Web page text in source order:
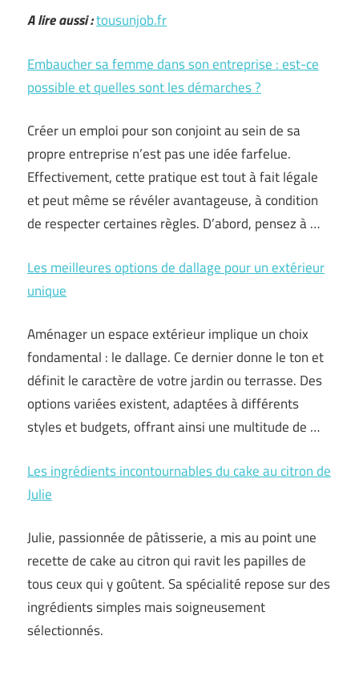
A lire aussi :tousunjob.fr
Embaucher sa femme dans son entreprise : est-ce
possible et quelles sont les démarches ?
Créer un emploi pour son conjoint au sein de sa
propre entreprise n’est pas une idée farfelue.
Effectivement, cette pratique est tout à fait légale
et peut même se révéler avantageuse, à condition
de respecter certaines règles. D’abord, pensez à …
Les meilleures options de dallage pour un extérieur
unique
Aménager un espace extérieur implique un choix
fondamental : le dallage. Ce dernier donne le ton et
définit le caractère de votre jardin ou terrasse. Des
options variées existent, adaptées à différents
styles et budgets, offrant ainsi une multitude de …
Les ingrédients incontournables du cake au citron de
Julie
Julie, passionnée de pâtisserie, a mis au point une
recette de cake au citron qui ravit les papilles de
tous ceux qui y goûtent. Sa spécialité repose sur des
ingrédients simples mais soigneusement
sélectionnés.